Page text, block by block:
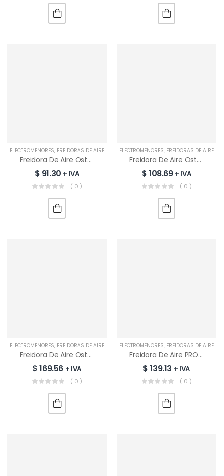
ELECTROMENORES, FREIDORAS DE AIRE
Freidora De Aire Oster 6 L | CKSTAF60WMDF
$ 91.30 + IVA
( 0 )
ELECTROMENORES, FREIDORAS DE AIRE
Freidora De Aire Oster 7.5 L | CKSTAF75WDSS
$108.69 + IVA
( 0 )
ELECTROMENORES, FREIDORAS DE AIRE
Freidora De Aire Oster 7.6 L | CKSTAF7MCDDF
$169.56 + IVA
( 0 )
ELECTROMENORES, FREIDORAS DE AIRE
Freidora De Aire PRO Ninja 4.7L 4 En 1 | AF141
$139.13 + IVA
( 0 )